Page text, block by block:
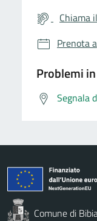
Chiama
Prenota
Problemi
Segnala
Comune di